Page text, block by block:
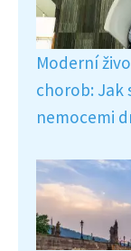
Moderní
chorob: Jak
nemocemi